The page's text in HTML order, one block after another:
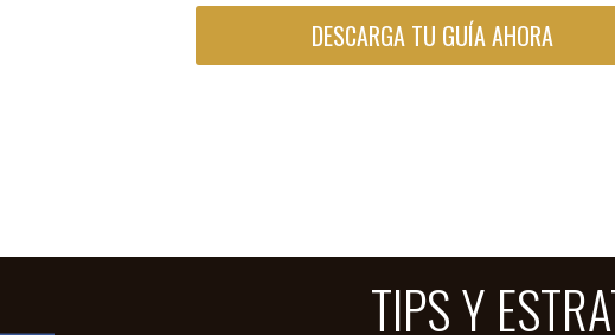
DESCARGA TU GUÍA AHORA
TIPS Y